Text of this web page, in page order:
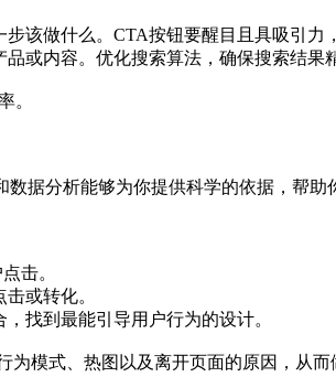
该做什么。CTA按钮要醒目且具吸引力
或内容。优化搜索算法，确保搜索结果
。
据分析能够为你提供科学的依据，帮助
击。
或转化。
找到最能引导用户行为的设计。
模式、热图以及离开页面的原因，从而